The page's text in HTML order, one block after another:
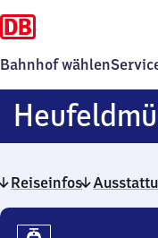
Bahnhof wählen
Reiseinfos
Reiseinfos